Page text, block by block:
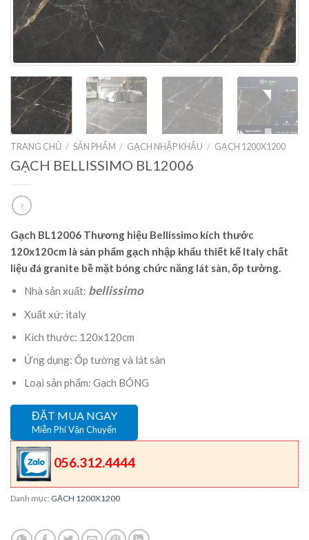
TRANG CHỦ / SẢN PHẨM / GẠCH NHẬP KHẨU / GẠCH 1200X1200
GẠCH BELLISSIMO BL12006
Gạch BL12006 Thương hiệu Bellissimo kích thước
120x120cm là sản phẩm gạch nhập khẩu thiết kế Italy chất
liệu đá granite bề mặt bóng chức năng lát sàn, ốp tường.
Nhà sản xuất: bellissimo
Xuất xứ: italy
Kích thước: 120x120cm
Ứng dụng: Ốp tường và lát sàn
Loại sản phẩm: Gạch BÓNG
ĐẶT MUA NGAY
Miễn Phí Vận Chuyển
056.312.4444
Danh mục: GẠCH 1200X1200